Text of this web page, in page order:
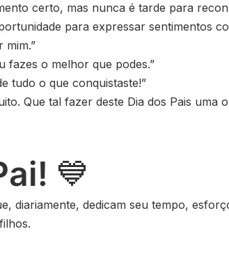
certo, mas nunca é tarde para
para expressar sentimentos
fazes o melhor que podes.”
tudo o que conquistaste!”
Que tal fazer deste Dia dos Pais uma
💙
diariamente, dedicam seu tempo,